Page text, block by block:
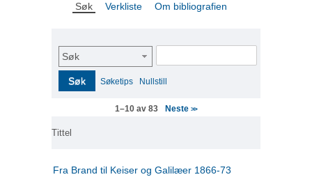
Søk Verkliste Om bibliografien
Søk
Søk Søketips Nullstill
1–10 av 83 Neste>>
Tittel
Fra Brand til Keiser og Galilæer 1866-73